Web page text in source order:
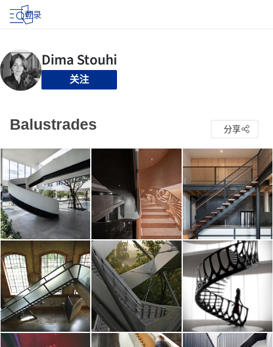
登录
关注
Balustrades 分享